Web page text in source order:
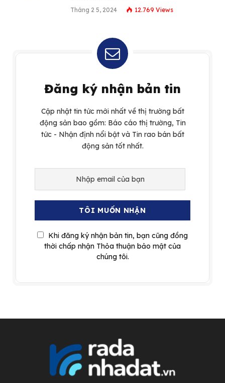
Tháng 2 5, 2024 12.769 Views
Đăng ký nhận bản tin
Cập nhật tin tức mới nhất về thị trường bất
động sản bao gồm: Báo cáo thị trường, Tin
tức - Nhận định nổi bật và Tin rao bán bất
động sản tốt nhất.
Khi đăng ký nhận bản tin, bạn cũng đồng
thời chấp nhận Thỏa thuận bảo mật của
chúng tôi.